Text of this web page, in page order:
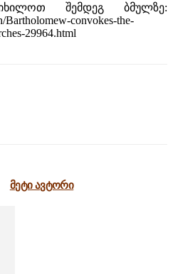
შემდეგ ბმულზე:
Bartholomew-convokes-the-
29964.html
მეტი ავტორი